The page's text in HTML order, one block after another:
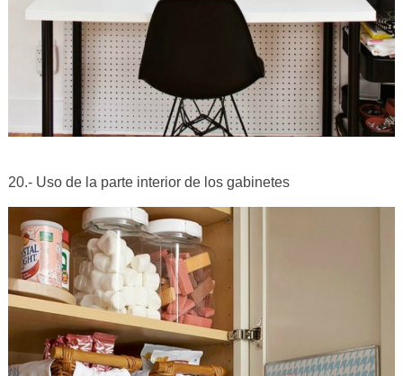
20.- Uso de la parte interior de los gabinetes